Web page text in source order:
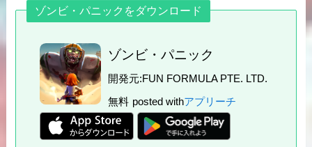
ゾンビ・パニックをダウンロード
ゾンビ・パニック
開発元:FUN FORMULA PTE. LTD.
無料 posted withアプリーチ